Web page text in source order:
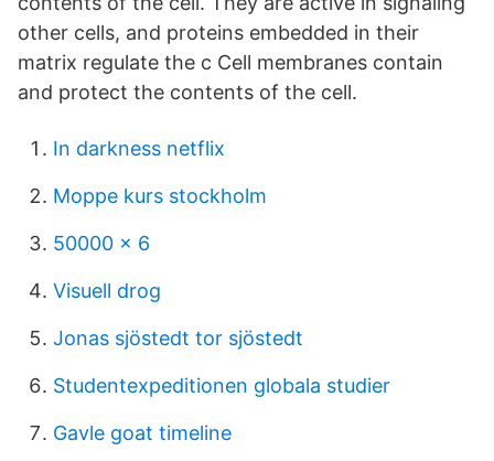
other cells, and proteins embedded in their
matrix regulate the c Cell membranes contain
and protect the contents of the cell.
In darkness netflix
Moppe kurs stockholm
50000 x 6
Visuell drog
Jonas sjöstedt tor sjöstedt
Studentexpeditionen globala studier
Gavle goat timeline